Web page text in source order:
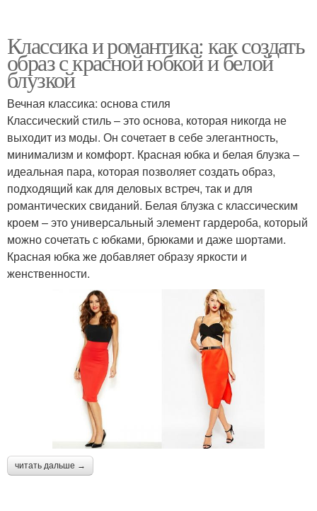
Классика и романтика: как создать
образ с красной юбкой и белой
блузкой
Вечная классика: основа стиля
Классический стиль – это основа, которая никогда не
выходит из моды. Он сочетает в себе элегантность,
минимализм и комфорт. Красная юбка и белая блузка –
идеальная пара, которая позволяет создать образ,
подходящий как для деловых встреч, так и для
романтических свиданий. Белая блузка с классическим
кроем – это универсальный элемент гардероба, который
можно сочетать с юбками, брюками и даже шортами.
Красная юбка же добавляет образу яркости и
женственности.
читать дальше →